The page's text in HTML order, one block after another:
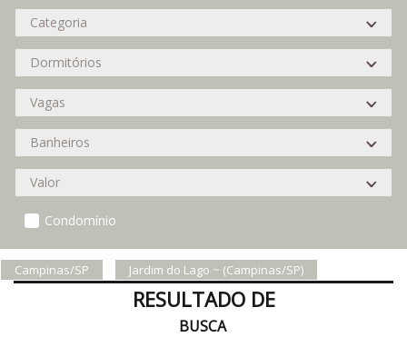
Condomínio
Campinas/SP Jardim do Lago ~ (Campinas/SP)
RESULTADO DE
BUSCA